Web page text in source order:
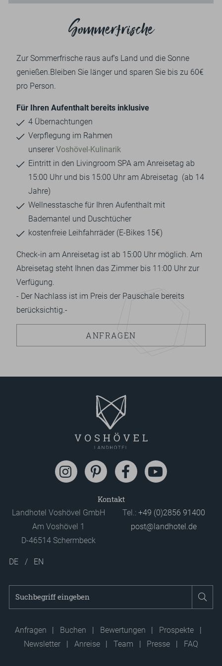
Sommerfrische
Zur Sommerfrische raus auf's Land und die Sonne
genießen.Bleiben Sie länger und sparen Sie bis zu 60€
pro Person.
Für Ihren Aufenthalt bereits inklusive
4 Übernachtungen
Verpflegung im Rahmen
unserer Voshövel-Kulinarik
Eintritt in den Livingroom SPA am Anreisetag ab
15:00 Uhr und bis 15:00 Uhr am Abreisetag (ab 14
Jahre)
Wellnesstasche für Ihren Aufenthalt mit
Bademantel und Duschtücher
kostenfreie Leihfahrräder (E-Bikes 15€)
Check-in am Anreisetag ist ab 15:00 Uhr möglich. Am
Abreisetag steht Ihnen das Zimmer bis 11:00 Uhr zur
Verfügung.
- Der Nachlass ist im Preis der Pauschale bereits
berücksichtig.-
ANFRAGEN
Kontakt
Landhotel Voshövel GmbH
Am Voshövel 1
D-46514 Schermbeck
Tel.:+49 (0)2856 91400
post@landhotel.de
DE EN
Anfragen Buchen Bewertungen
Prospekte
Newsletter
Anreise Team Presse FAQ